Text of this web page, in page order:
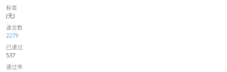
标签
(无)
递交数
2279
已通过
537
通过率